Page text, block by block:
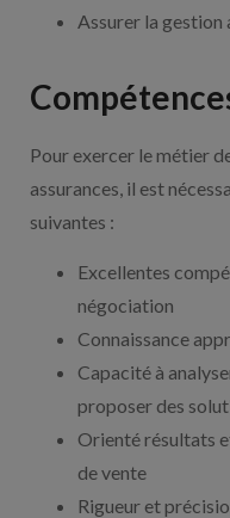
Assurer la
Pour exercer le métier
assurances, il est
suivantes :
Excellentes
négociation
Connaissance
Capacité à
proposer des
Orienté résultats
de vente
Rigueur et